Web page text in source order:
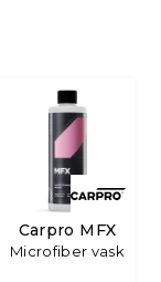
Carpro MFX
Microfiber vask